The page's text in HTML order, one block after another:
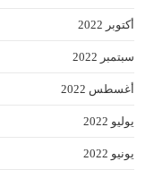
أكتوبر 2022
سبتمبر 2022
أغسطس 2022
يوليو 2022
يونيو 2022